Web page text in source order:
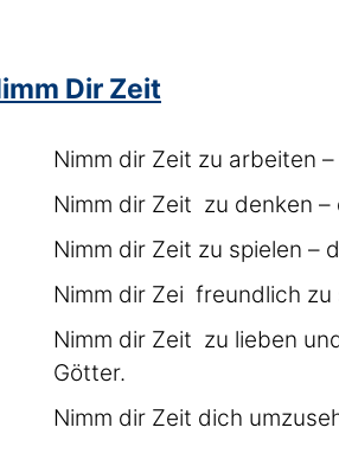
Dir Zeit
Nimm dir Zeit zu arbeiten
Nimm dir Zeit zu denken
Nimm dir Zeit zu spielen –
Nimm dir Zei freundlich zu
Nimm dir Zeit zu lieben
Götter.
Nimm dir Zeit dich